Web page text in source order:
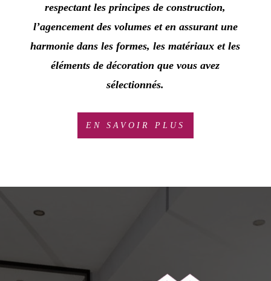
respectant les principes de construction,
l’agencement des volumes et en assurant une
harmonie dans les formes, les matériaux et les
éléments de décoration que vous avez
sélectionnés.
EN SAVOIR PLUS